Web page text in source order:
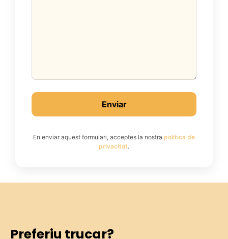
En enviar aquest formulari, acceptes la nostra política de
privacitat.
Preferiu trucar?